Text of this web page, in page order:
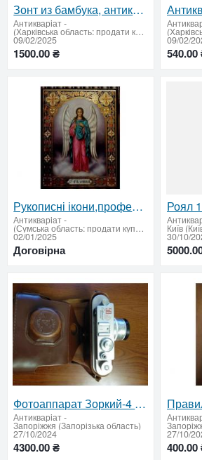
Зонт из бамбука, антикварный, конец XIX века
Антикварiат-
(Харківська область: продати купити)
09/02/2025
1500.00 ₴
09/02/
540.00
Рукописні ікони,професійне виконання .Iконописна майстерня Артос
Антикварiат-
(Сумська область: продати купити)
02/01/2025
Договірна
30/10/
Фотоаппарат Зоркий-4 в отличном состоянии
Антикварiат-
Запоріжжя (Запорізька область)
27/10/2024
4300.00 ₴
27/10/
400.00